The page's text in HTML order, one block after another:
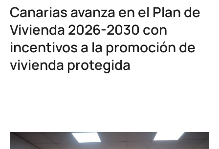
Canarias avanza en el Plan de
Vivienda 2026-2030 con
incentivos a la promoción de
vivienda protegida